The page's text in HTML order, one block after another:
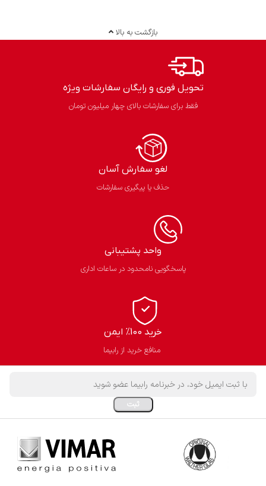
بازگشت به بالا
تحویل فوری و رایگان سفارشات ویژه
فقط برای سفارشات بالای چهار میلیون تومان
لغو سفارش آسان​
حذف یا پیگیری سفارشات
واحد پشتیبانی
پاسخگویی نامحدود در ساعات اداری
خرید 100% ایمن
منافع خرید از رابیما